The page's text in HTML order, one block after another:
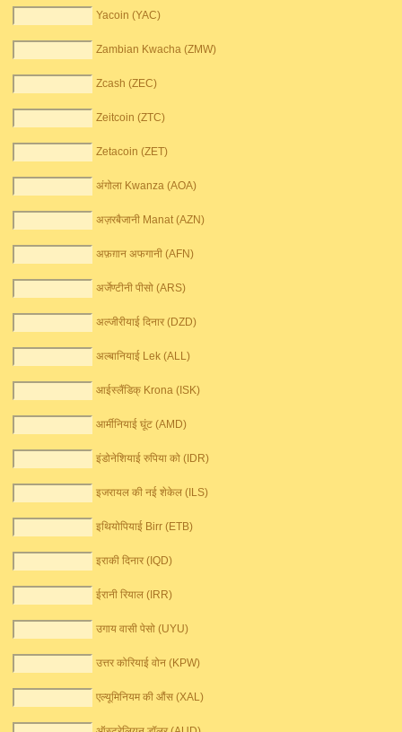
Yacoin (YAC)
Zambian Kwacha (ZMW)
Zcash (ZEC)
Zeitcoin (ZTC)
Zetacoin (ZET)
अंगोला Kwanza (AOA)
अज़रबैजानी Manat (AZN)
अफ़ग़ान अफगानी (AFN)
अर्जेण्टीनी पीसो (ARS)
अल्जीरीयाई दिनार (DZD)
अल्बानियाई Lek (ALL)
आईस्लैंडिक् Krona (ISK)
आर्मीनियाई घूंट (AMD)
इंडोनेशियाई रुपिया को (IDR)
इजरायल की नई शेकेल (ILS)
इथियोपियाई Birr (ETB)
इराकी दिनार (IQD)
ईरानी रियाल (IRR)
उगाय वासी पेसो (UYU)
उत्तर कोरियाई वोन (KPW)
एल्यूमिनियम की औंस (XAL)